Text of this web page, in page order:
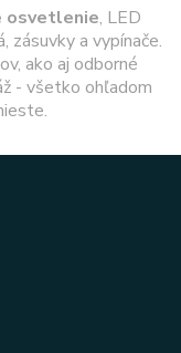
osvetlenie, LED
zásuvky a vypínače.
ako aj odborné
- všetko ohľadom